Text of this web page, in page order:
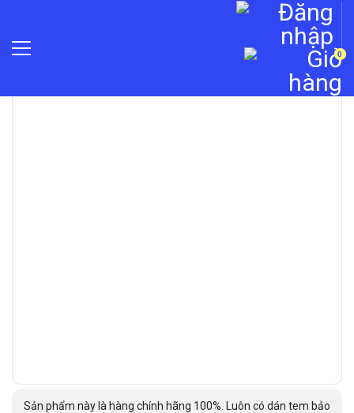
0
Sản phẩm này là hàng chính hãng 100%. Luôn có dán tem bảo